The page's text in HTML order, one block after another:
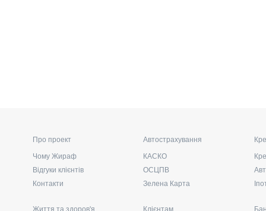
Про проект
Чому Жираф
Відгуки клієнтів
Контакти
Автострахування
КАСКО
ОСЦПВ
Зелена Карта
Життя та здоров'я Клієнтам